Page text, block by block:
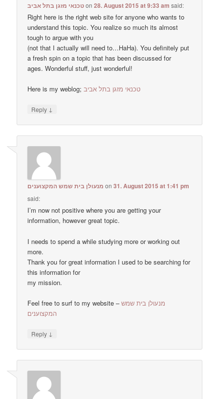
טכנאי מזגן בתל אביבon28. August 2015 at 9:33 am said:
Right here is the right web site for anyone who wants to
understand this topic. You realize so much its almost
tough to argue with you
(not that I actually will need to…HaHa). You definitely put
a fresh spin on a topic that has been discussed for
ages. Wonderful stuff, just wonderful!
Here is my weblog;טכנאי מזגן בתל אביב
Reply ↓
מנעולן בית שמש המקצוענים on31. August 2015 at 1:41 pm
said:
I’m now not positive where you are getting your
information, however great topic.
I needs to spend a while studying more or working out
more.
Thank you for great information I used to be searching for
this information for
my mission.
Feel free to surf to my website –מנעולן בית שמש
המקצוענים
Reply ↓